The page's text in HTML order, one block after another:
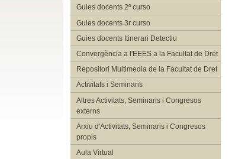
Guies docents 2º curso
Guies docents 3r curso
Guies docents Itinerari Detectiu
Convergència a l'EEES a la Facultat de Dret
Repositori Multimedia de la Facultat de Dret
Activitats i Seminaris
Altres Activitats, Seminaris i Congresos
externs
Arxiu d'Activitats, Seminaris i Congresos
propis
Aula Virtual